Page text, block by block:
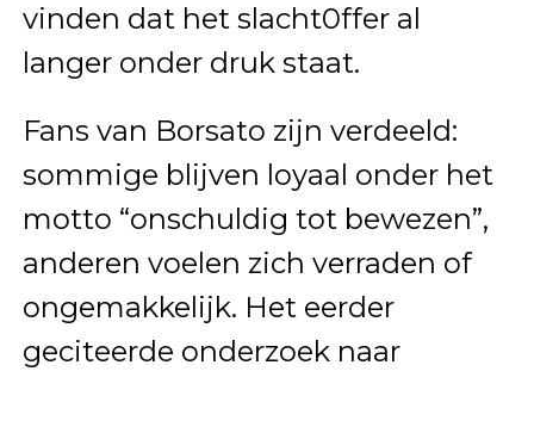
vinden dat het slacht0ffer al
langer onder druk staat.
Fans van Borsato zijn verdeeld:
sommige blijven loyaal onder het
motto “onschuldig tot bewezen”,
anderen voelen zich verraden of
ongemakkelijk. Het eerder
geciteerde onderzoek naar